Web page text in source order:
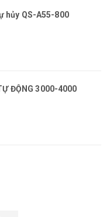
hủy QS-A55-800
ĐỘNG 3000-4000